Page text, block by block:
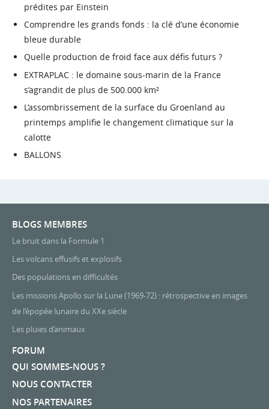
prédites par Einstein
Comprendre les grands fonds : la clé d’une économie
bleue durable
Quelle production de froid face aux défis futurs ?
EXTRAPLAC : le domaine sous-marin de la France
s’agrandit de plus de 500.000 km²
L’assombrissement de la surface du Groenland au
printemps amplifie le changement climatique sur la
calotte
BALLONS
BLOGS MEMBRES
Le bruit dans la Formule 1
Les volcans effusifs et explosifs
Des populations en difficultés
Les missions Apollo sur la Lune (1969-72) : rétrospective en images
de l’épopée lunaire du XXe siècle
Les pluies d’animaux
FORUM
QUI SOMMES-NOUS ?
NOUS CONTACTER
NOS PARTENAIRES